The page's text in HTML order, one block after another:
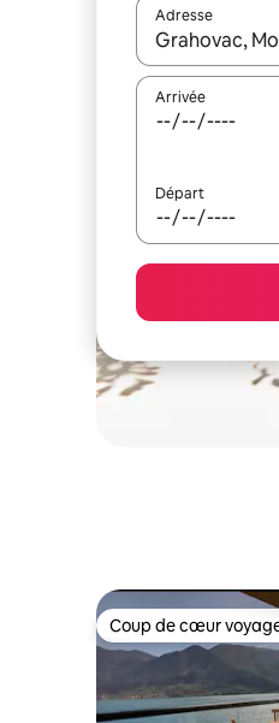
Adresse
Lorsque les
Arrivée
Départ
Coup de cœur
Coup de cœur